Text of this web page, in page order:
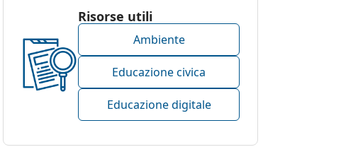
Risorse utili
Ambiente
Educazione civica
Educazione digitale